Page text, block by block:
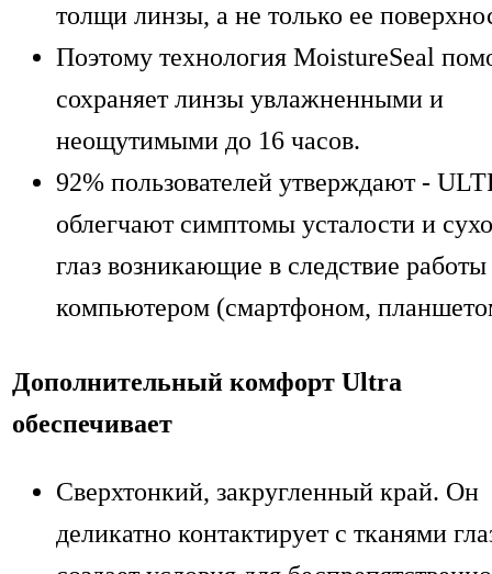
толщи линзы, а не только ее
Поэтому технология MoistureSeal
сохраняет линзы увлажненными и
неощутимыми до 16 часов.
92% пользователей утверждают -
облегчают симптомы усталости и
глаз возникающие в следствие работы
компьютером (смартфоном,
Дополнительный комфорт Ultra
обеспечивает
Сверхтонкий, закругленный край. Он
деликатно контактирует с тканями